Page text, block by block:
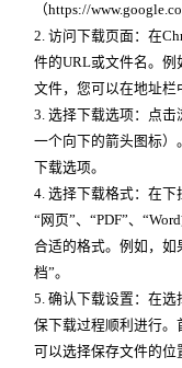
（https://
2. 访问下载页面：在
件的URL或文件名。例
文件，您可以在地址栏
3. 选择下载选项：点击
一个向下的箭头图标）
下载选项。
4. 选择下载格式：在
“网页”、“PDF”、
合适的格式。例如，如
档”。
5. 确认下载设置：在
保下载过程顺利进行。
可以选择保存文件的